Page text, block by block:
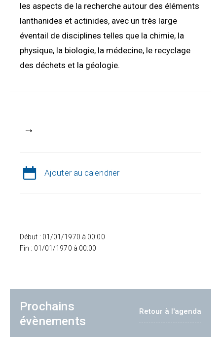
les aspects de la recherche autour des éléments
lanthanides et actinides, avec un très large
éventail de disciplines telles que la chimie, la
physique, la biologie, la médecine, le recyclage
des déchets et la géologie.
Ajouter au calendrier
Début : 01/01/1970 à 00:00
Fin : 01/01/1970 à 00:00
Prochains
évènements
Retour à l'agenda